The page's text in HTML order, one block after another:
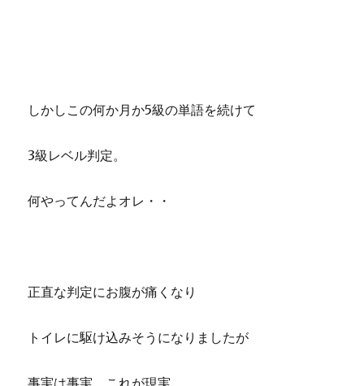
しかしこの何か月か5級の単語を続けて
3級レベル判定。
何やってんだよオレ・・
正直な判定にお腹が痛くなり
トイレに駆け込みそうになりましたが